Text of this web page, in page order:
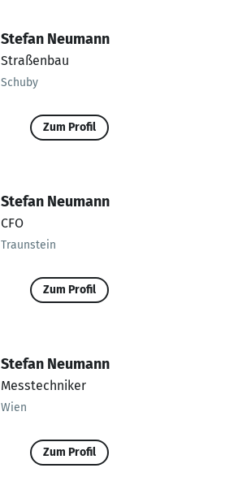
Stefan Neumann
Straßenbau
Schuby
Zum Profil
Stefan Neumann
CFO
Traunstein
Zum Profil
Stefan Neumann
Messtechniker
Wien
Zum Profil